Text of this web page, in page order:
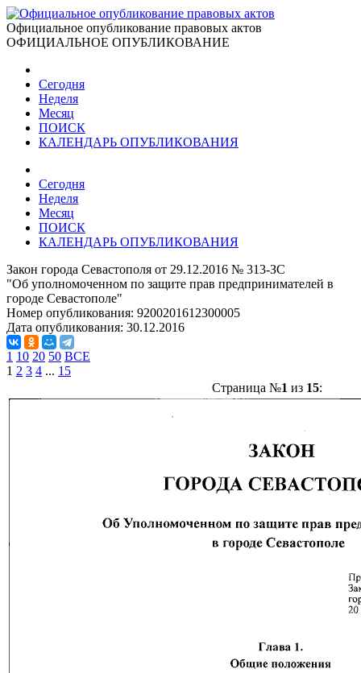
Официальное опубликование правовых актов
ОФИЦИАЛЬНОЕ ОПУБЛИКОВАНИЕ
Сегодня
Неделя
Месяц
ПОИСК
КАЛЕНДАРЬ ОПУБЛИКОВАНИЯ
Сегодня
Неделя
Месяц
ПОИСК
КАЛЕНДАРЬ ОПУБЛИКОВАНИЯ
Закон города Севастополя от 29.12.2016 № 313-ЗС
"Об уполномоченном по защите прав предпринимателей в
городе Севастополе"
Номер опубликования: 9200201612300005
Дата опубликования: 30.12.2016
1 10 20 50 ВСЕ
1 2 3 4 ... 15
Страница №1 из 15: